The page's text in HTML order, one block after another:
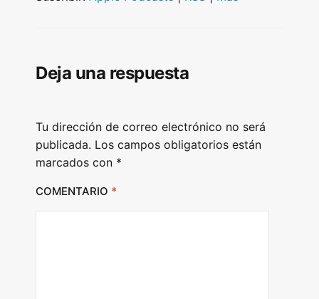
a
r
Deja una respuesta
Tu dirección de correo electrónico no será
publicada. Los campos obligatorios están
marcados con *
COMENTARIO *